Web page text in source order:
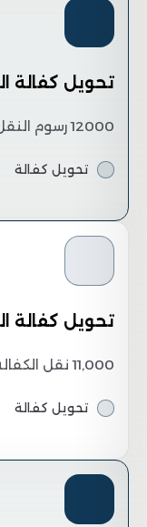
تحويل كفالة
12000 رسوم النقل
تحويل كفالة
تحويل كفالة
11,000 نقل الكفالة
تحويل كفالة